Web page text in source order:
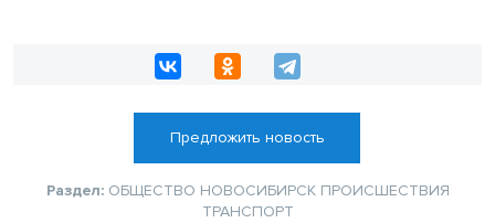
Предложить новость
Раздел: ОБЩЕСТВО НОВОСИБИРСК ПРОИСШЕСТВИЯ
ТРАНСПОРТ